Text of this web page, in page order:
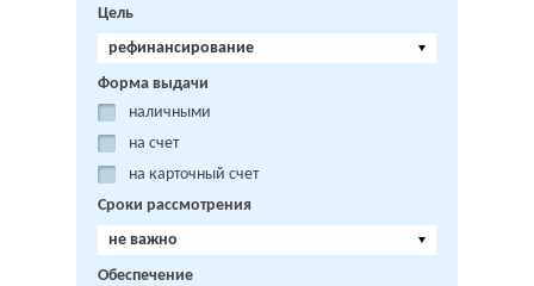
Цель
рефинансирование
Форма выдачи
наличными
на счет
на карточный счет
Сроки рассмотрения
не важно
Обеспечение